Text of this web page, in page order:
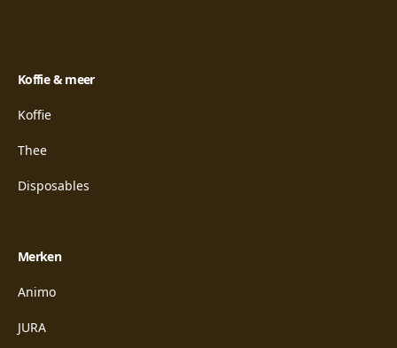
Koffie & meer
Koffie
Thee
Disposables
Merken
Animo
JURA